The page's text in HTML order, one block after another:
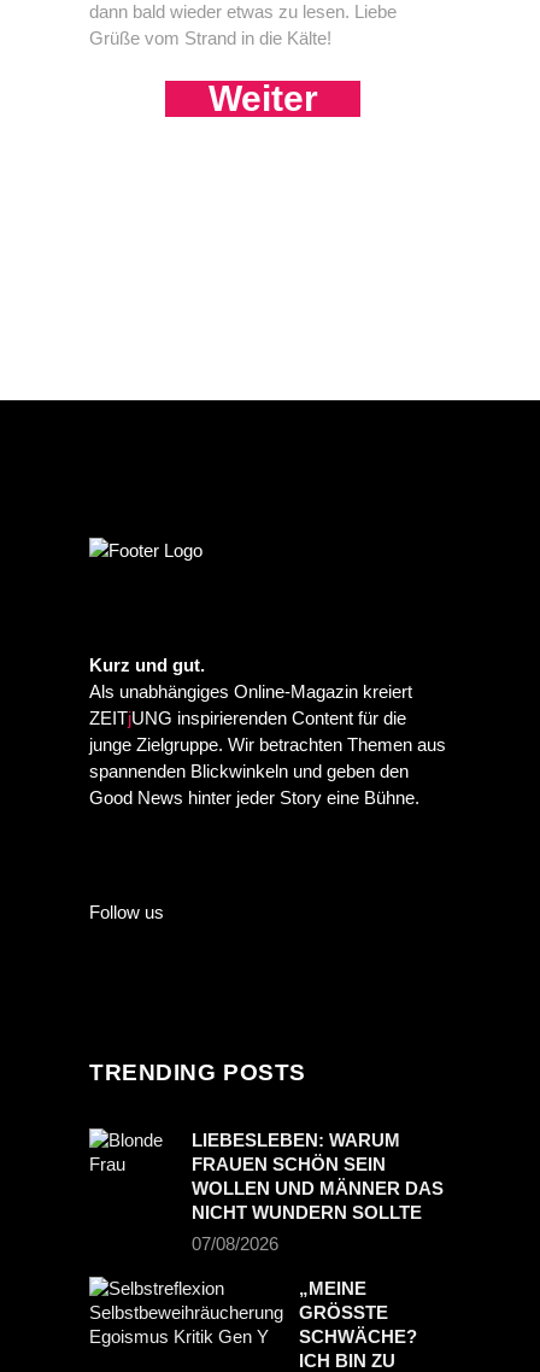
dann bald wieder etwas zu lesen. Liebe
Grüße vom Strand in die Kälte!
Weiter
Kurz und gut.
Als unabhängiges Online-Magazin kreiert
ZEITjUNG inspirierenden Content für die
junge Zielgruppe. Wir betrachten Themen aus
spannenden Blickwinkeln und geben den
Good News hinter jeder Story eine Bühne.
Follow us
TRENDING POSTS
LIEBESLEBEN: WARUM
FRAUEN SCHÖN SEIN
WOLLEN UND MÄNNER DAS
NICHT WUNDERN SOLLTE
07/08/2026
„MEINE
GRÖSSTE S
CHWÄCHE? I
CH BIN ZU S